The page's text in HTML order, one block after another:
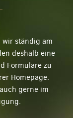
wir ständig am
deshalb eine
Formulare zu
Homepage.
gerne im